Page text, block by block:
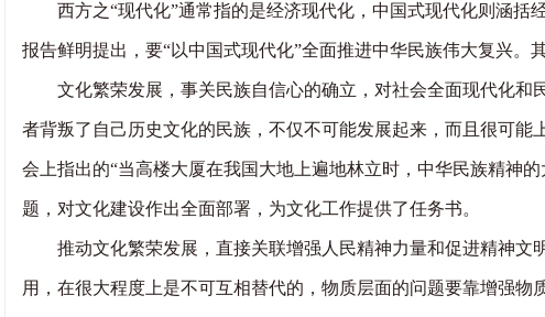
西方之“现代化”通常指的是经济现代化，中国式现代化则涵括
报告鲜明提出，要“以中国式现代化”全面推进中华民族伟大复兴。
文化繁荣发展，事关民族自信心的确立，对社会全面现代化和
者背叛了自己历史文化的民族，不仅不可能发展起来，而且很可
会上指出的“当高楼大厦在我国大地上遍地林立时，中华民族精神
题，对文化建设作出全面部署，为文化工作提供了任务书。
推动文化繁荣发展，直接关联增强人民精神力量和促进精神文
用，在很大程度上是不可互相替代的，物质层面的问题要靠增强